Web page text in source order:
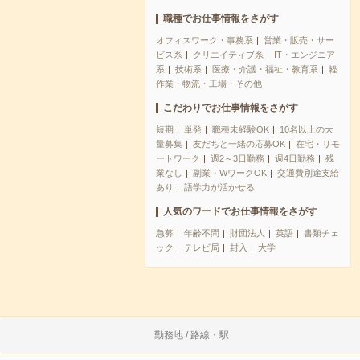
職種でお仕事情報をさがす
オフィスワーク・事務系
営業・販売・サー
ビス系
クリエイティブ系
IT・エンジニア
系
技術系 医療・介護・福祉・教育系
軽
作業・物流・工場・その他
こだわりでお仕事情報をさがす
短期 単発 職種未経験OK
10名以上の大
量募集
友だちと一緒の応募OK
在宅・リモ
ートワーク
週2～3日勤務 週4日勤務
残
業なし
副業・WワークOK
交通費別途支給
あり
語学力が活かせる
人気のワードでお仕事情報をさがす
急募 年齢不問 財団法人 英語
書類チェ
ック
テレビ局 封入 大学
勤務地 / 路線・駅